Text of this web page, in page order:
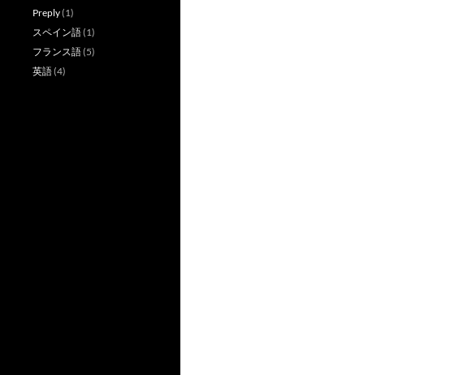
Preply(1)
スペイン語(1)
フランス語(5)
英語(4)